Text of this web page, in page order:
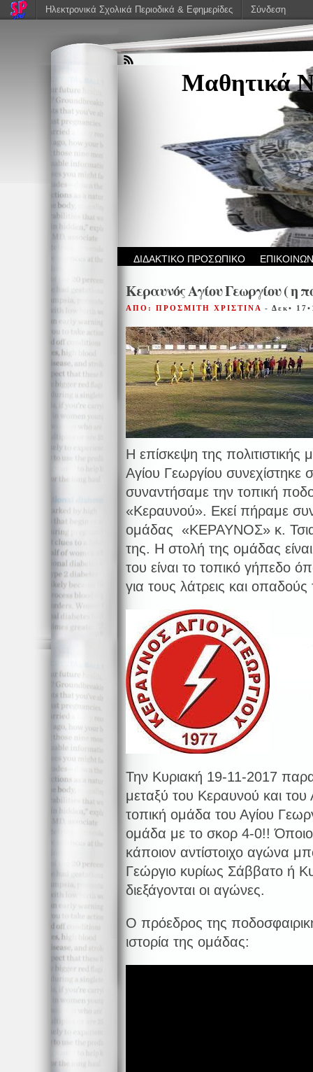
Μαθητικά
ΔΙΔΑΚΤΙΚΟ ΠΡΟΣΩΠΙΚΟ
Κεραυνός Αγίου Γεωργίου ( η
ΑΠΟ: ΠΡΟΣΜΙΤΗ ΧΡΙΣΤΙΝΑ - Δεκ•
Η επίσκεψη της
Αγίου Γεωργίου
συναντήσαμε την τοπική
«Κεραυνού». Εκεί πήραμε
ομάδας «ΚΕΡΑΥΝΟΣ» κ.
της. Η στολή της ομάδας
του είναι το τοπικό γήπεδο
για τους λάτρεις και
Την Κυριακή 19-11-2017
μεταξύ του Κεραυνού και
τοπική ομάδα του Αγίου
ομάδα με το σκορ 4-0!!
κάποιον αντίστοιχο αγώνα
Γεώργιο κυρίως Σάββατο ή
διεξάγονται οι αγώνες.
Ο πρόεδρος της
ιστορία της ομάδας:
Ηλεκτρονικά Σχολικά Περιοδικά & Εφημερίδες Σύνδεση